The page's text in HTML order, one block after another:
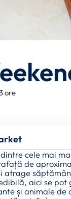
ore
cele mai
de
atrage
aici se pot
și animale de